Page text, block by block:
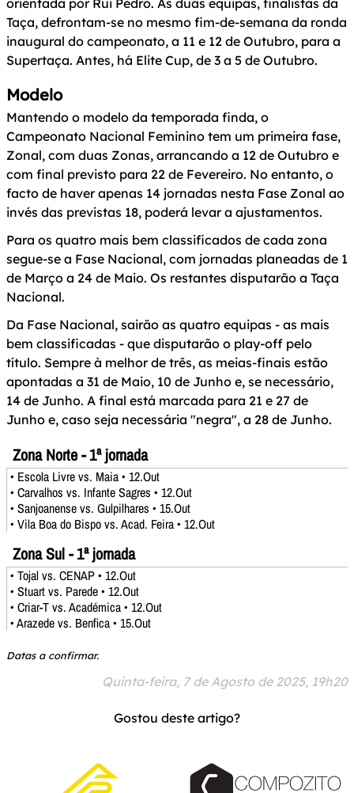
orientada por Rui Pedro. As duas equipas, finalistas da
Taça, defrontam-se no mesmo fim-de-semana da ronda
inaugural do campeonato, a 11 e 12 de Outubro, para a
Supertaça. Antes, há Elite Cup, de 3 a 5 de Outubro.
Modelo
Mantendo o modelo da temporada finda, o
Campeonato Nacional Feminino tem um primeira fase,
Zonal, com duas Zonas, arrancando a 12 de Outubro e
com final previsto para 22 de Fevereiro. No entanto, o
facto de haver apenas 14 jornadas nesta Fase Zonal ao
invés das previstas 18, poderá levar a ajustamentos.
Para os quatro mais bem classificados de cada zona
segue-se a Fase Nacional, com jornadas planeadas de 1
de Março a 24 de Maio. Os restantes disputarão a Taça
Nacional.
Da Fase Nacional, sairão as quatro equipas - as mais
bem classificadas - que disputarão o play-off pelo
título. Sempre à melhor de três, as meias-finais estão
apontadas a 31 de Maio, 10 de Junho e, se necessário,
14 de Junho. A final está marcada para 21 e 27 de
Junho e, caso seja necessária "negra", a 28 de Junho.
Zona Norte - 1ª jornada
• Escola Livre vs. Maia • 12.Out
• Carvalhos vs. Infante Sagres • 12.Out
• Sanjoanense vs. Gulpilhares • 15.Out
• Vila Boa do Bispo vs. Acad. Feira • 12.Out
Zona Sul - 1ª jornada
• Tojal vs. CENAP • 12.Out
• Stuart vs. Parede • 12.Out
• Criar-T vs. Académica • 12.Out
• Arazede vs. Benfica • 15.Out
Datas a confirmar.
Quinta-feira, 7 de Agosto de 2025, 19h20
Gostou deste artigo?